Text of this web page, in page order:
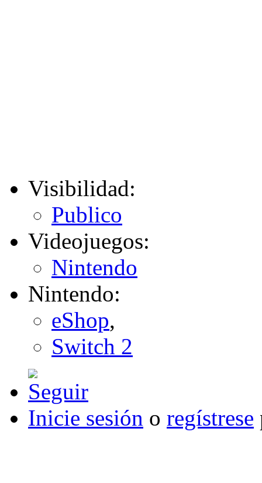
Visibilidad:
Publico
Videojuegos:
Nintendo
Nintendo:
eShop,
Switch 2
Inicie sesión o regístrese